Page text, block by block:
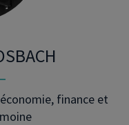
finance et